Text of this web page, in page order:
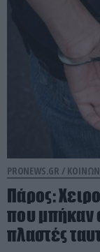
PRONEWS.GR /
Πάρος:
που μπήκαν
πλαστές